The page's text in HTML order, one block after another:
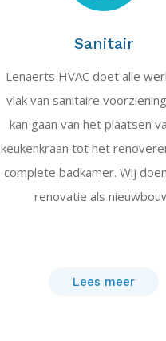
Sanitair
Lenaerts HVAC doet alle
vlak van sanitaire
kan gaan van het plaatsen
keukenkraan tot het
complete badkamer. Wij
renovatie als
Lees meer